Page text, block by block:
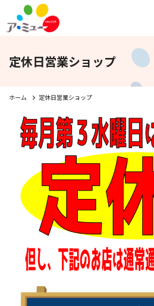
フロアガイド
サンキュー
スポーツクラブ
WEBチラシ アクセス
会社概要 求人情報
定休日営業ショップ
ホーム 定休日営業ショップ